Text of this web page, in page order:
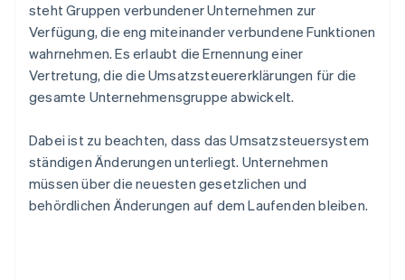
steht Gruppen verbundener Unternehmen zur
Verfügung, die eng miteinander verbundene Funktionen
wahrnehmen. Es erlaubt die Ernennung einer
Vertretung, die die Umsatzsteuererklärungen für die
gesamte Unternehmensgruppe abwickelt.
Dabei ist zu beachten, dass das Umsatzsteuersystem
ständigen Änderungen unterliegt. Unternehmen
müssen über die neuesten gesetzlichen und
behördlichen Änderungen auf dem Laufenden bleiben.